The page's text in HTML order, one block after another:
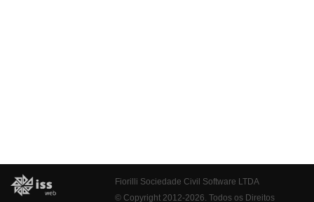
Fiorilli Sociedade Civil Software LTDA
© Copyright 2012-2026. Todos os Direitos